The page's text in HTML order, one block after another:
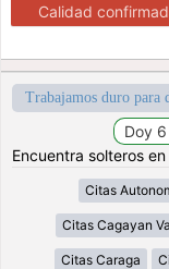
Calidad
Trabajamos duro
Encuentra solteros
Citas
Citas Cagayan
Citas Caraga